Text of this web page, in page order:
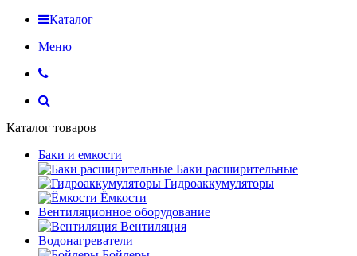
Каталог
Меню
Каталог товаров
Баки и емкости
Баки расширительные
Гидроаккумуляторы
Ёмкости
Вентиляционное оборудование
Вентиляция
Водонагреватели